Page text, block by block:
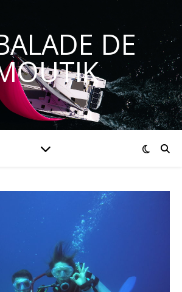
DE